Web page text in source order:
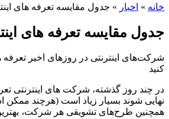
خانه » اخبار » جدول مقایسه تعرفه های
جدول مقایسه تعرفه های
شرکت‌های اینترنتی در روزهای اخیر
کنید
در چند روز گذشته، شرکت های اینترنتی
نهایی شوند بسیار زیاد است (هرچند ممکن
همچنین طرح‌های تشویقی هر شرکت،